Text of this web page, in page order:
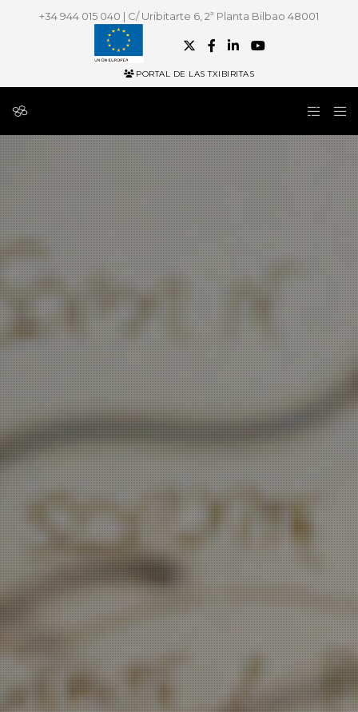
+34 944 015 040 | C/ Uribitarte 6, 2ª Planta Bilbao 48001
PORTAL DE LAS TXIBIRITAS